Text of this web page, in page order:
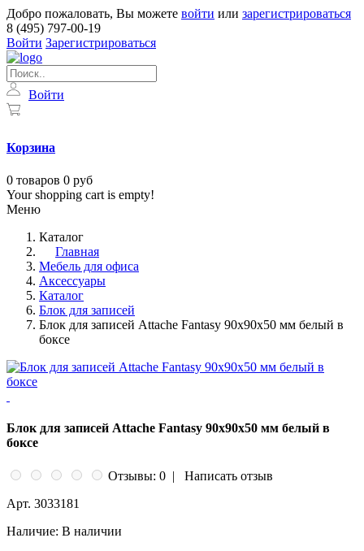
Добро пожаловать, Вы можете войти или зарегистрироваться
8 (495) 797-00-19
Войти Зарегистрироваться
Войти
Корзина
0 товаров 0 руб
Your shopping cart is empty!
Меню
Каталог
Главная
Мебель для офиса
Аксессуары
Каталог
Блок для записей
Блок для записей Attache Fantasy 90x90x50 мм белый в
боксе
Блок для записей Attache Fantasy 90x90x50 мм белый в
боксе
Отзывы: 0 |
Написать отзыв
Арт. 3033181
Наличие: В наличии